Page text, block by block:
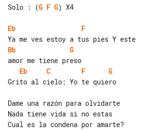
Solo : (G F G) X4
Eb
F
Bb
G
Eb
C F
G
Grito al cielo: Yo te quiero
Dame una razón para olvidarte
Nada tiene vida si no estas
Cual es la condena por amarte?